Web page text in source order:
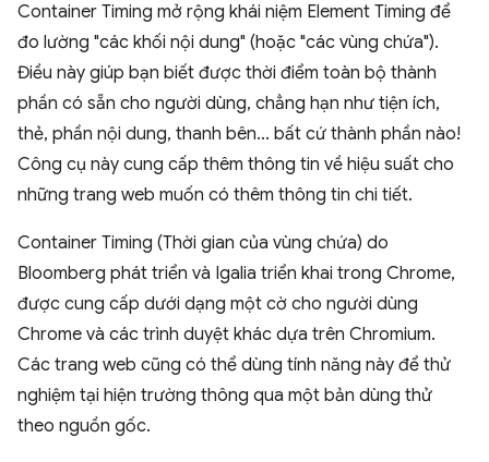
Container Timing mở rộng khái niệm Element Timing để
đo lường "các khối nội dung" (hoặc "các vùng chứa").
Điều này giúp bạn biết được thời điểm toàn bộ thành
phần có sẵn cho người dùng, chẳng hạn như tiện ích,
thẻ, phần nội dung, thanh bên... bất cứ thành phần nào!
Công cụ này cung cấp thêm thông tin về hiệu suất cho
những trang web muốn có thêm thông tin chi tiết.
Container Timing (Thời gian của vùng chứa) do
Bloomberg phát triển và Igalia triển khai trong Chrome,
được cung cấp dưới dạng một cờ cho người dùng
Chrome và các trình duyệt khác dựa trên Chromium.
Các trang web cũng có thể dùng tính năng này để thử
nghiệm tại hiện trường thông qua một bản dùng thử
theo nguồn gốc.